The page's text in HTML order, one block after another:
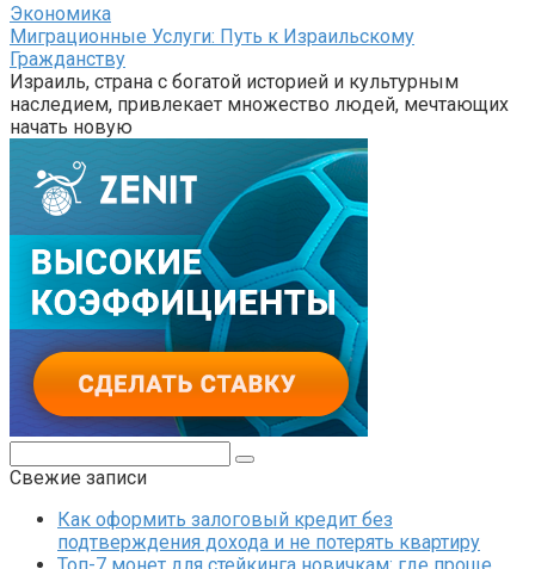
Экономика
Миграционные Услуги: Путь к Израильскому
Гражданству
Израиль, страна с богатой историей и культурным
наследием, привлекает множество людей, мечтающих
начать новую
Свежие записи
Как оформить залоговый кредит без
подтверждения дохода и не потерять квартиру